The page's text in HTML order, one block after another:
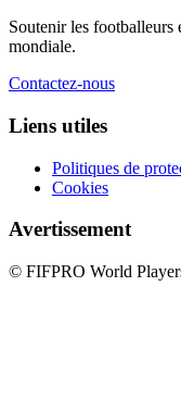
Soutenir les footballeurs
mondiale.
Contactez-nous
Liens utiles
Politiques de
Cookies
Avertissement
© FIFPRO World